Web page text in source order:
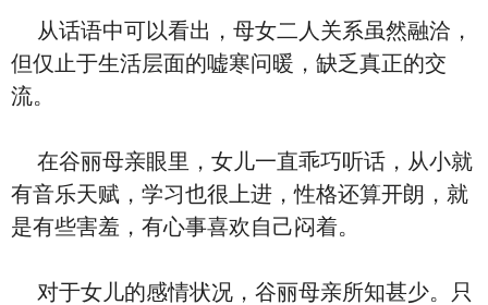
从话语中可以看出，母女二人关系虽然融洽，
但仅止于生活层面的嘘寒问暖，缺乏真正的交
流。
在谷丽母亲眼里，女儿一直乖巧听话，从小就
有音乐天赋，学习也很上进，性格还算开朗，就
是有些害羞，有心事喜欢自己闷着。
对于女儿的感情状况，谷丽母亲所知甚少。只